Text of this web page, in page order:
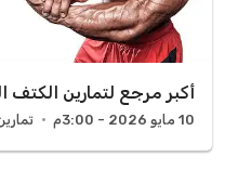
أكبر مرجع لتمارين الكتف
10 مايو 2026 - 3:00م